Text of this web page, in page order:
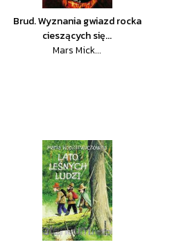
Brud. Wyznania gwiazd rocka
cieszących się...
Mars Mick...